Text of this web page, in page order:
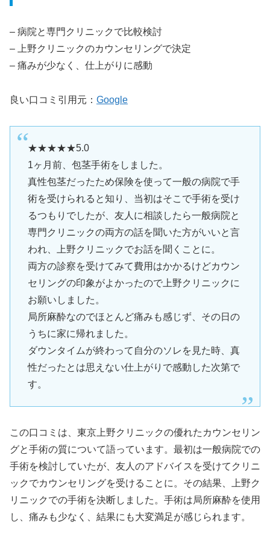
– 病院と専門クリニックで比較検討
– 上野クリニックのカウンセリングで決定
– 痛みが少なく、仕上がりに感動
良い口コミ引用元： Google
★★★★★5.0
1ヶ月前、包茎手術をしました。
真性包茎だったため保険を使って一般の病院で手
術を受けられると知り、当初はそこで手術を受け
るつもりでしたが、友人に相談したら一般病院と
専門クリニックの両方の話を聞いた方がいいと言
われ、上野クリニックでお話を聞くことに。
両方の診察を受けてみて費用はかかるけどカウン
セリングの印象がよかったので上野クリニックに
お願いしました。
局所麻酔なのでほとんど痛みも感じず、その日の
うちに家に帰れました。
ダウンタイムが終わって自分のソレを見た時、真
性だったとは思えない仕上がりで感動した次第で
す。
この口コミは、東京上野クリニックの優れたカウンセリン
グと手術の質について語っています。最初は一般病院での
手術を検討していたが、友人のアドバイスを受けてクリニ
ックでカウンセリングを受けることに。その結果、上野ク
リニックでの手術を決断しました。手術は局所麻酔を使用
し、痛みも少なく、結果にも大変満足が感じられます。